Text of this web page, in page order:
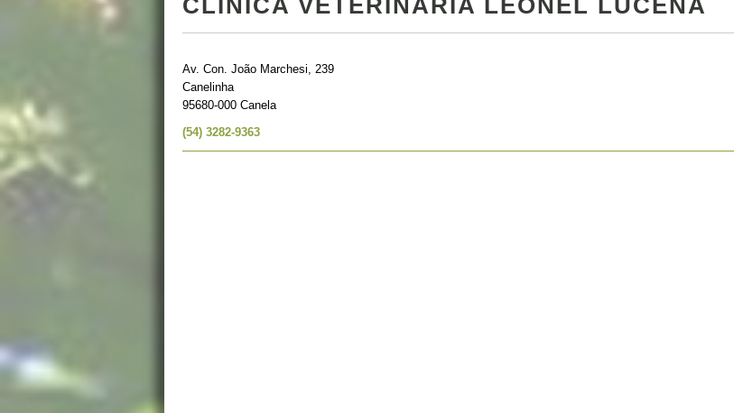
CLÍNICA VETERINÁRIA LEONEL LUCENA
Av. Con. João Marchesi, 239
Canelinha
95680-000 Canela
(54) 3282-9363